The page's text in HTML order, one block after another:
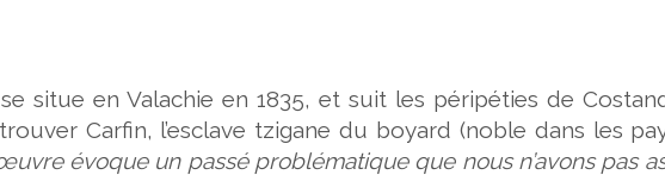
situe en Valachie en 1835, et suit les péripéties de
Carfin, l’esclave tzigane du boyard (noble dans les
évoque un passé problématique que nous n’avons pas